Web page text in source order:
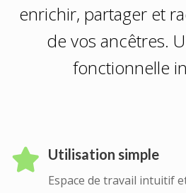
enrichir, partager et
de vos ancêtres.
fonctionnelle
Utilisation simple
Espace de travail intuitif